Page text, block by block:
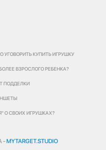
КУПИТЬ ИГРУШКУ
ВЗРОСЛОГО РЕБЕНКА?
ПОДДЕЛКИ
О СВОИХ ИГРУШКАХ?
-MYTARGET.STUDIO